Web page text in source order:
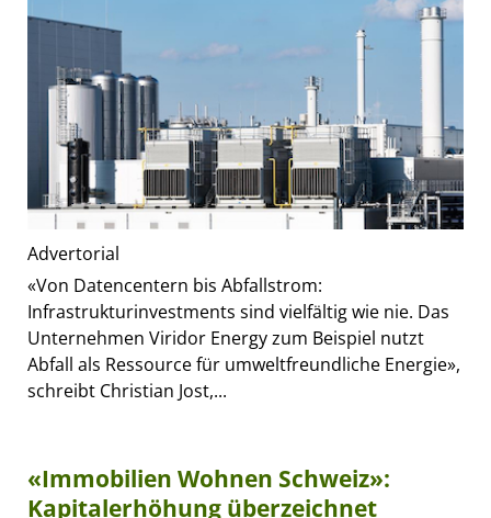
Advertorial
«Von Datencentern bis Abfallstrom:
Infrastrukturinvestments sind vielfältig wie nie. Das
Unternehmen Viridor Energy zum Beispiel nutzt
Abfall als Ressource für umweltfreundliche Energie»,
schreibt Christian Jost,...
«Immobilien Wohnen Schweiz»:
Kapitalerhöhung überzeichnet